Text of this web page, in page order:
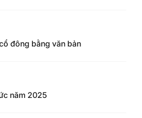
đông bằng văn bản
năm 2025